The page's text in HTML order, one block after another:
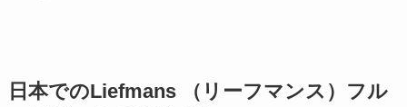
日本でのLiefmans （リーフマンス）フル